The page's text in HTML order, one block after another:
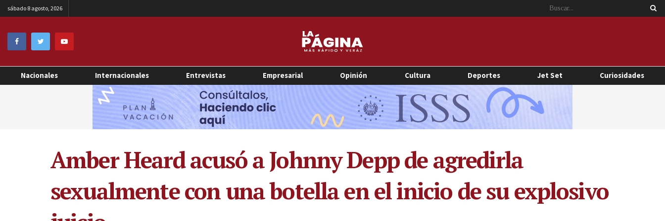
sábado 8 agosto, 2026
Nacionales Internacionales Entrevistas Empresarial Opinión Cultura Deportes Jet Set Curiosidades
Amber Heard acusó a Johnny Depp de agredirla
sexualmente con una botella en el inicio de su explosivo